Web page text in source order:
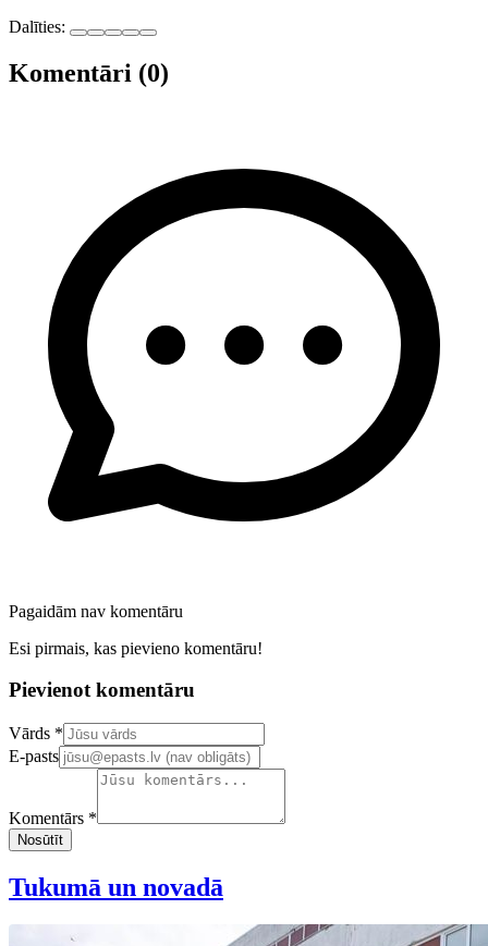
Dalīties:
Komentāri (0)
Pagaidām nav komentāru
Esi pirmais, kas pievieno komentāru!
Pievienot komentāru
Confirm your email address
Vārds *
E-pasts
Komentārs *
Nosūtīt
Tukumā un novadā